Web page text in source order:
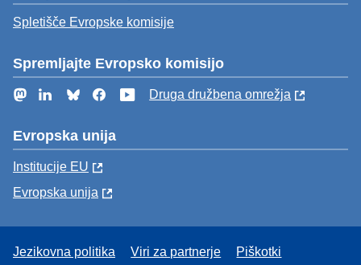
Spletišče Evropske komisije
Spremljajte Evropsko komisijo
MastodonLinkedInBlueskyFacebookYouTube
Druga družbena omrežja
Evropska unija
Institucije EU
Evropska unija
Jezikovna politika Viri za partnerje Piškotki